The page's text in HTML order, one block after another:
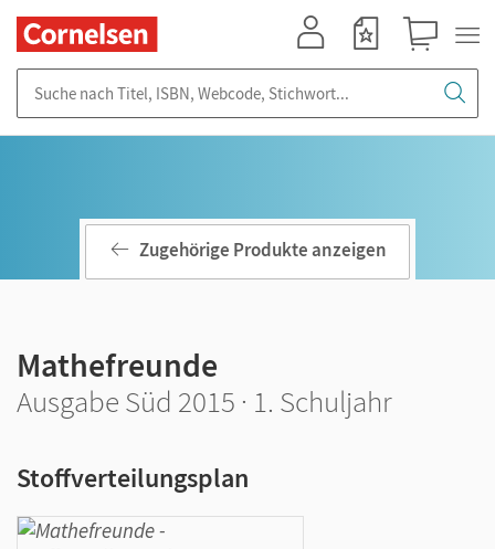
Zugehörige Produkte anzeigen
Mathefreunde
Ausgabe Süd 2015 · 1. Schuljahr
Stoffverteilungsplan